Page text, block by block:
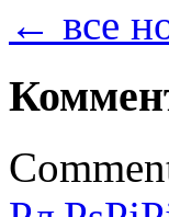
← все